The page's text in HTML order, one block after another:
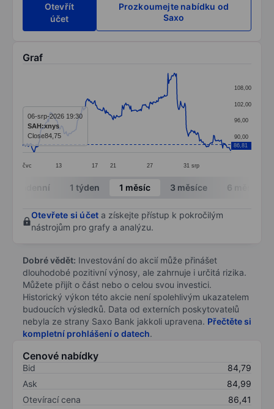
Otevřít
účet
Prozkoumejte nabídku od
Saxo
Graf
Line chart with 298 data points.
The chart has 1 X axis displaying categories.
The chart has 1 Y axis displaying values. Data ranges
čvc 13 17 21 27 31 srp
90,00
96,00
102,00
108,00
86,81
06-srp-2026 19:30
SAH:xnys
Close84,75
End of interactive chart.
Intradenní 1 týden 1 měsíc 3 měsíce 6 měsíců
Otevřete si účet a získejte přístup k pokročilým
nástrojům pro grafy a analýzu.
Dobré vědět: Investování do akcií může přinášet
dlouhodobé pozitivní výnosy, ale zahrnuje i určitá rizika.
Můžete přijít o část nebo o celou svou investici.
Historický výkon této akcie není spolehlivým ukazatelem
budoucích výsledků. Data od externích poskytovatelů
nebyla ze strany Saxo Bank jakkoli upravena. Přečtěte si
kompletní prohlášení o datech.
Cenové nabídky
Bid
84,79
Ask
84,99
Otevírací cena
86,41